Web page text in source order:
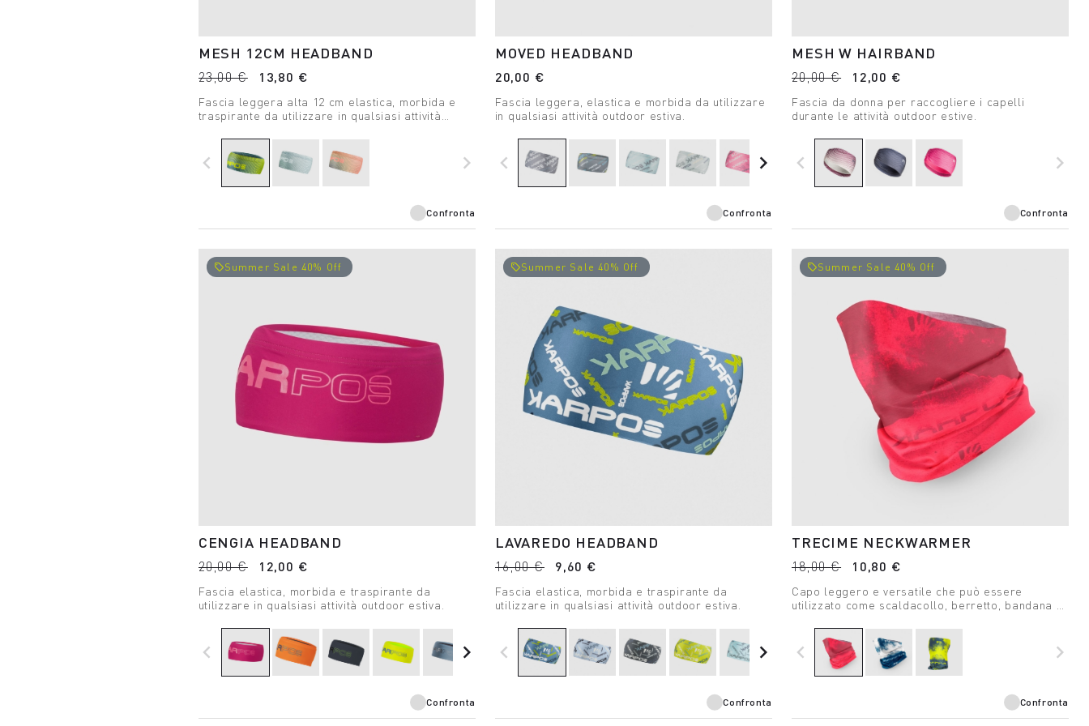
MESH 12CM HEADBAND
23,00 € 13,80 €
Fascia leggera alta 12 cm elastica, morbida e
traspirante da utilizzare in qualsiasi attività
navigate_before navigate_next
Confronta
MOVED HEADBAND
20,00 €
Fascia leggera, elastica e morbida da utilizzare
in qualsiasi attività outdoor estiva.
navigate_before navigate_next
Confronta
MESH W HAIRBAND
20,00 € 12,00 €
Fascia da donna per raccogliere i capelli
durante le attività outdoor estive.
navigate_before navigate_next
Confronta
local_offerSummer Sale 40% Off
CENGIA HEADBAND
20,00 € 12,00 €
Fascia elastica, morbida e traspirante da
utilizzare in qualsiasi attività outdoor estiva.
navigate_before navigate_next
Confronta
local_offerSummer Sale 40% Off
LAVAREDO HEADBAND
16,00 € 9,60 €
Fascia elastica, morbida e traspirante da
utilizzare in qualsiasi attività outdoor estiva.
navigate_before navigate_next
Confronta
local_offerSummer Sale 40% Off
TRECIME NECKWARMER
18,00 € 10,80 €
Capo leggero e versatile che può essere
utilizzato come scaldacollo, berretto, bandana e
navigate_before navigate_next
Confronta